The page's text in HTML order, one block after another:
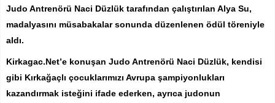
Judo Antrenörü Naci Düzlük tarafından çalıştırılan Alya Su,
madalyasını müsabakalar sonunda düzenlenen ödül töreniyle
aldı.
Kirkagac.Net’e konuşan Judo Antrenörü Naci Düzlük, kendisi
gibi Kırkağaçlı çocuklarımızı Avrupa şampiyonlukları
kazandırmak isteğini ifade ederken, ayrıca judonun